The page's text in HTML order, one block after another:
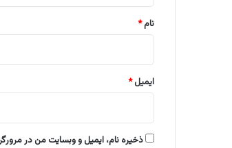
نام*
ایمیل*
ذخیره نام، ایمیل و وبسایت من در